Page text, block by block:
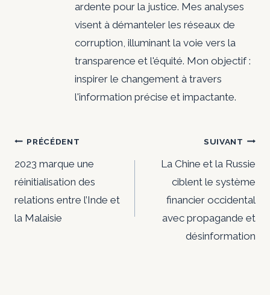
ardente pour la justice. Mes analyses
visent à démanteler les réseaux de
corruption, illuminant la voie vers la
transparence et l'équité. Mon objectif :
inspirer le changement à travers
l'information précise et impactante.
Navigation
de
l’article
PRÉCÉDENT
2023 marque une
réinitialisation des
relations entre l’Inde et
la Malaisie
SUIVANT
La Chine et la Russie
ciblent le système
financier occidental
avec propagande et
désinformation